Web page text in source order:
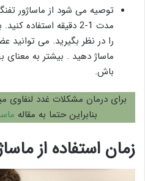
توصیه می شود از ماساژور
مدت 1-2 دقیقه
ماساژ دهید . بیشتر به معنای
باش.
برای درمان مشکلات غدد لنفاوی
بنابراین حتما به مقاله
زمان استفاده از